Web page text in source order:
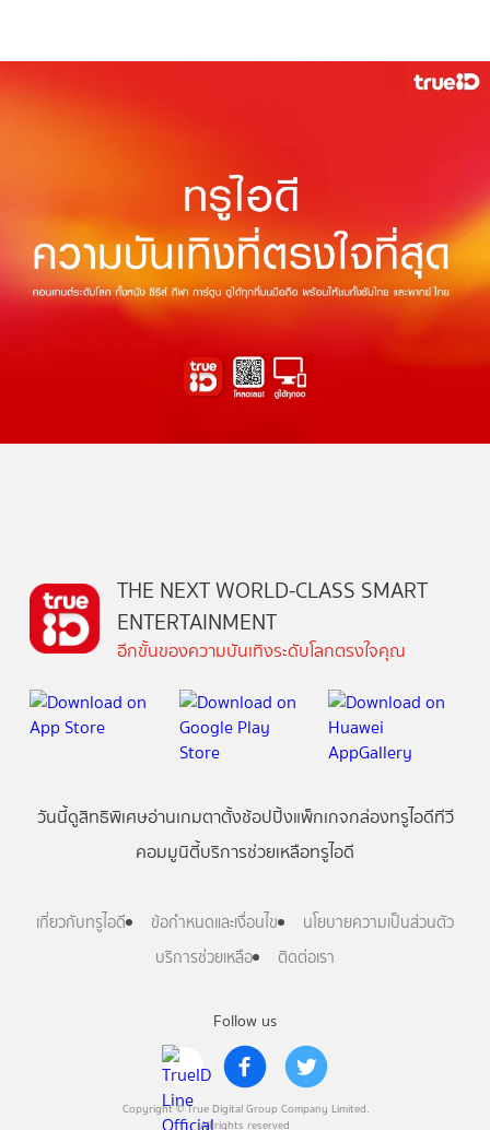
Follow us
Copyright © True Digital Group Company Limited.
All rights reserved
THE NEXT WORLD-CLASS SMART
ENTERTAINMENT
อีกขั้นของความบันเทิงระดับโลกตรงใจคุณ
วันนี้ดูสิทธิพิเศษอ่านเกมตาตั้งช้อปปิ้งแพ็กเกจกล่องทรูไอดีทีวี
คอมมูนิตี้บริการช่วยเหลือทรูไอดี
เกี่ยวกับทรูไอดี ข้อกำหนดและเงื่อนไข
นโยบายความเป็นส่วนตัว
บริการช่วยเหลือ
ติดต่อเรา